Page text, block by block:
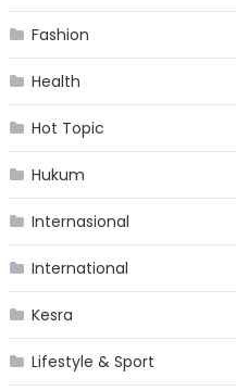
Fashion
Health
Hot Topic
Hukum
Internasional
International
Kesra
Lifestyle & Sport